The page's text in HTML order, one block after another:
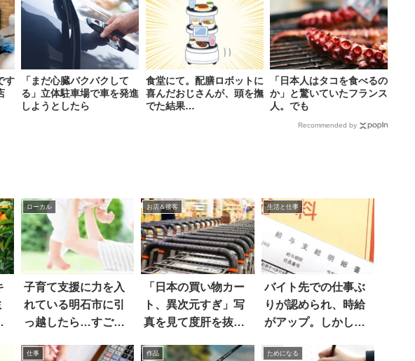
す
「まだ心臓バクバクして
る」立体駐車場で車を発進
しようとしたら
食堂にて。配膳ロボットに
喜んだおじさんが、頭を撫
でた結果…
「日本人はタコを食べるの
か」と驚いていたフランス
人。でも
Recommended by
ローカル
子育て支援に力を入
れている明石市に引
っ越したら…すごか
お店＆接客
「日本の買い物カー
ト、異次元すぎ」写
真を見て度肝を抜か
生活と仕事
バイト先での仕事ぶ
りが認められ、時給
がアップ。しかし…
仕事 作品 ためになる